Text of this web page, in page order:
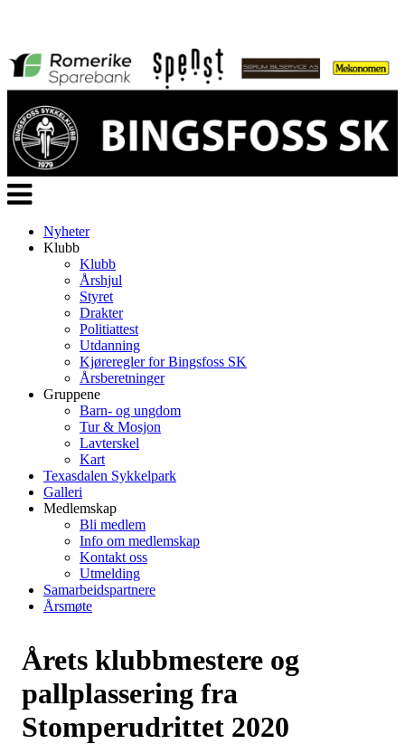
Veksle
navigasjon
Nyheter
Klubb
Klubb
Årshjul
Styret
Drakter
Politiattest
Utdanning
Kjøreregler for Bingsfoss SK
Årsberetninger
Gruppene
Barn- og ungdom
Tur & Mosjon
Lavterskel
Kart
Texasdalen Sykkelpark
Galleri
Medlemskap
Bli medlem
Info om medlemskap
Kontakt oss
Utmelding
Samarbeidspartnere
Årsmøte
Årets klubbmestere og
pallplassering fra
Stomperudrittet 2020